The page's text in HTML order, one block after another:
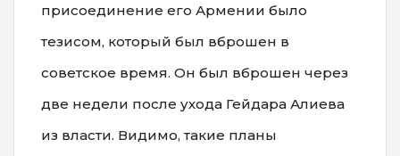
присоединение его Армении было
тезисом, который был вброшен в
советское время. Он был вброшен через
две недели после ухода Гейдара Алиева
из власти. Видимо, такие планы